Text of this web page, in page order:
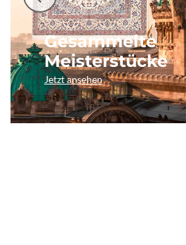
Gesammelte
Meisterstücke
Jetzt ansehen